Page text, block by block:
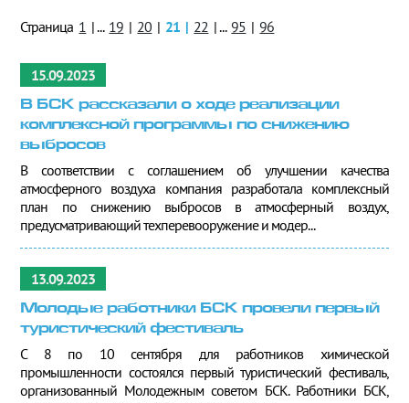
Страница 1 | ... 19 | 20 | 21 | 22 | ... 95 | 96
15.09.2023
В БСК рассказали о ходе реализации
комплексной программы по снижению
выбросов
В соответствии с соглашением об улучшении качества
атмосферного воздуха компания разработала комплексный
план по снижению выбросов в атмосферный воздух,
предусматривающий техперевооружение и модер...
13.09.2023
Молодые работники БСК провели первый
туристический фестиваль
С 8 по 10 сентября для работников химической
промышленности состоялся первый туристический фестиваль,
организованный Молодежным советом БСК. Работники БСК,